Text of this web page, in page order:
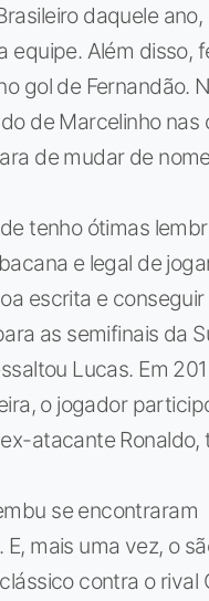
daquele
equipe. Além disso,
gol de Fernandão.
de Marcelinho nas
de mudar de
tenho ótimas
e legal de
escrita e conseguir
as semifinais da
Lucas. Em
o jogador
atacante Ronaldo,
se encontraram
mais uma vez, o
contra o rival